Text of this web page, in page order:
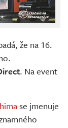
že na 16.
. Na event
se jmenuje